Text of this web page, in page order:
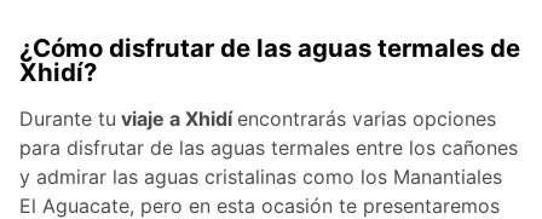
¿Cómo disfrutar de las aguas termales de
Xhidí?
Durante tu viaje a Xhidíencontrarás varias opciones
para disfrutar de las aguas termales entre los cañones
y admirar las aguas cristalinas como los Manantiales
El Aguacate, pero en esta ocasión te presentaremos